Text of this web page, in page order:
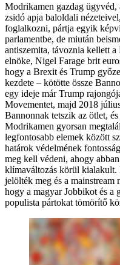
Modrikamen gazdag
zsidó apja baloldali
foglalkozni, pártja egyik
parlamentbe, de miután
antiszemita, távoznia kellett
elnöke, Nigel Farage brit
hogy a Brexit és Trump
kezdete – kötötte össze
egy ideje már Trump
Movementet, majd 2018
Bannonnak tetszik az ötlet,
Modrikamen gyorsan
legfontosabb elemek között
határok védelmének
meg kell védeni, ahogy
klímaváltozás körül kialakult.
jelölték meg és a
hogy a magyar Jobbikot és a
populista pártokat tömörítő